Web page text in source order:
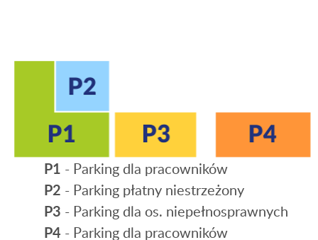
P1 - Parking dla pracowników
P2 - Parking płatny niestrzeżony
P3 - Parking dla os. niepełnosprawnych
P4 - Parking dla pracowników